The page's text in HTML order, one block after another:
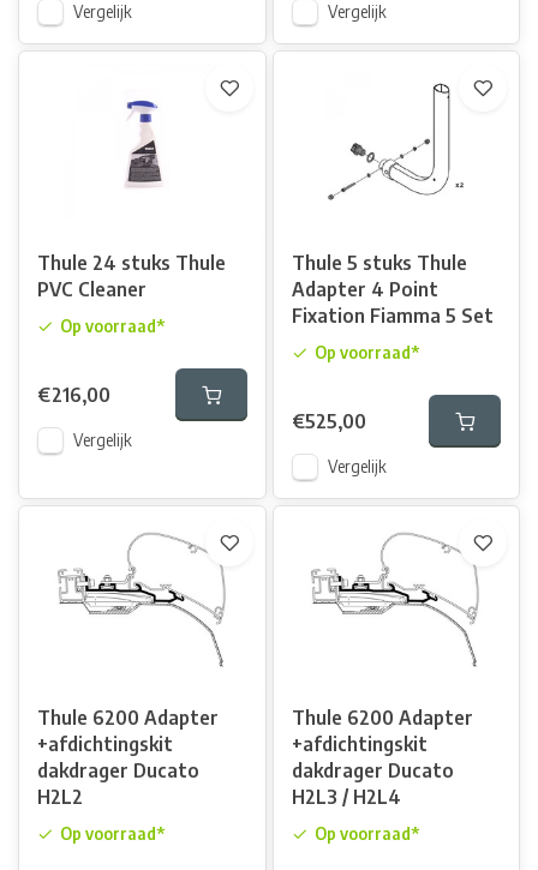
Vergelijk Vergelijk
Thule 24 stuks Thule
PVC Cleaner
Op voorraad*
€216,00
Vergelijk
Thule 5 stuks Thule
Adapter 4 Point
Fixation Fiamma 5 Set
Op voorraad*
€525,00
Vergelijk
Thule 6200 Adapter
+afdichtingskit
dakdrager Ducato
H2L2
Op voorraad*
Thule 6200 Adapter
+afdichtingskit
dakdrager Ducato
H2L3 / H2L4
Op voorraad*